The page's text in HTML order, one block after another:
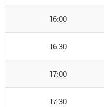
16:00
16:30
17:00
17:30